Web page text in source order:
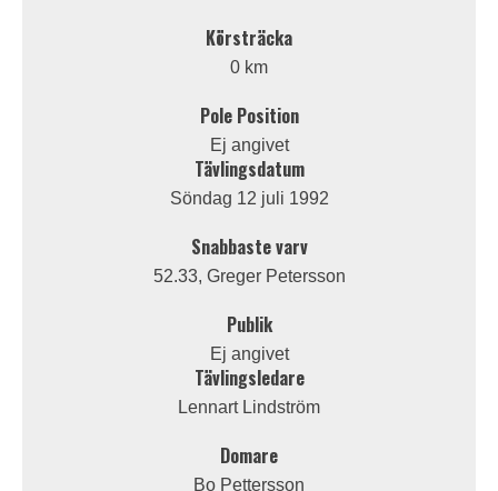
Körsträcka
0 km
Pole Position
Ej angivet
Tävlingsdatum
Söndag 12 juli 1992
Snabbaste varv
52.33, Greger Petersson
Publik
Ej angivet
Tävlingsledare
Lennart Lindström
Domare
Bo Pettersson